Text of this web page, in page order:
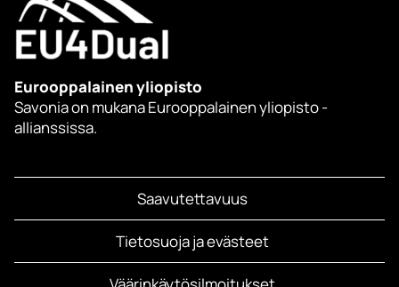
Eurooppalainen yliopisto
Savonia on mukana Eurooppalainen yliopisto -
allianssissa.
Saavutettavuus
Tietosuoja ja evästeet